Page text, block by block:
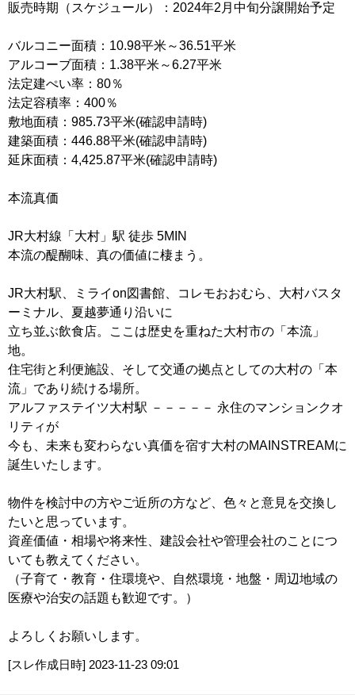
販売時期（スケジュール）：2024年2月中旬分譲開始予定
バルコニー面積：10.98平米～36.51平米
アルコーブ面積：1.38平米～6.27平米
法定建ぺい率：80％
法定容積率：400％
敷地面積：985.73平米(確認申請時)
建築面積：446.88平米(確認申請時)
延床面積：4,425.87平米(確認申請時)
本流真価
JR大村線「大村」駅 徒歩 5MIN
本流の醍醐味、真の価値に棲まう。
JR大村駅、ミライon図書館、コレモおおむら、大村バスタ
ーミナル、夏越夢通り沿いに
立ち並ぶ飲食店。ここは歴史を重ねた大村市の「本流」
地。
住宅街と利便施設、そして交通の拠点としての大村の「本
流」であり続ける場所。
アルファステイツ大村駅 －－－－－ 永住のマンションクオ
リティが
今も、未来も変わらない真価を宿す大村のMAINSTREAMに
誕生いたします。
物件を検討中の方やご近所の方など、色々と意見を交換し
たいと思っています。
資産価値・相場や将来性、建設会社や管理会社のことにつ
いても教えてください。
（子育て・教育・住環境や、自然環境・地盤・周辺地域の
医療や治安の話題も歓迎です。）
よろしくお願いします。
[スレ作成日時] 2023-11-23 09:01